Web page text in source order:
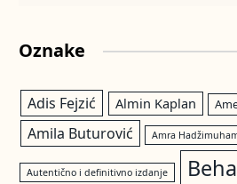
Oznake
Adis Fejzić Almin Kaplan
Amila Buturović Amra
Autentično i definitivno izdanje